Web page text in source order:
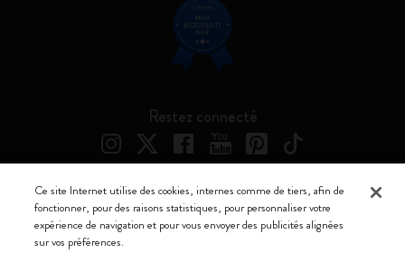
Restez connecté
Moleskine ® est une marque enregistrée de Moleskine Srl a socio unico
Moleskine srl a socio unico - Via Bergognone, 34 – 20144 Milano -
Ce site Internet utilise des cookies, internes comme de tiers, afin de
fonctionner, pour des raisons statistiques, pour personnaliser votre
expérience de navigation et pour vous envoyer des publicités alignées
sur vos préférences.